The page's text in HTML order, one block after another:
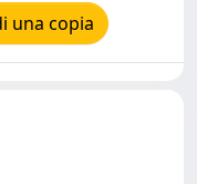
una copia